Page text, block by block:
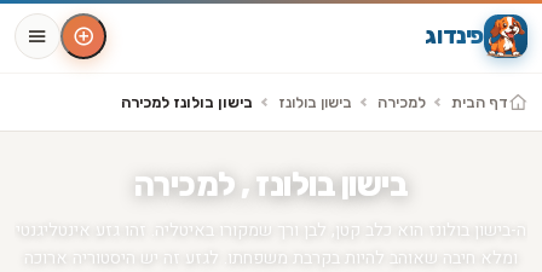
פינדוג
דף הבית למכירה בישון בולונז בישון בולונז למכירה
בישון בולונז , למכירה
ה-בישון בולונז הוא כלב קטן, לבן ורך שמקורו באיטליה. זהו גזע אינטליגנטי
ומלא חיבה שאוהב להיות בקרבת משפחתו. לגזע זה יש היסטוריה ארוכה